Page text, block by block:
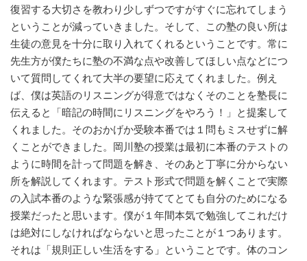
復習する大切さを教わり少しずつですがすぐに忘れてしまう
ということが減っていきました。そして、この塾の良い所は
生徒の意見を十分に取り入れてくれるということです。常に
先生方が僕たちに塾の不満な点や改善してほしい点などにつ
いて質問してくれて大半の要望に応えてくれました。例え
ば、僕は英語のリスニングが得意ではなくそのことを塾長に
伝えると「暗記の時間にリスニングをやろう！」と提案して
くれました。そのおかげか受験本番では１問もミスせずに解
くことができました。岡川塾の授業は最初に本番のテストの
ように時間を計って問題を解き、そのあと丁寧に分からない
所を解説してくれます。テスト形式で問題を解くことで実際
の入試本番のような緊張感が持ててとても自分のためになる
授業だったと思います。僕が１年間本気で勉強してこれだけ
は絶対にしなければならないと思ったことが１つあります。
それは「規則正しい生活をする」ということです。体のコン